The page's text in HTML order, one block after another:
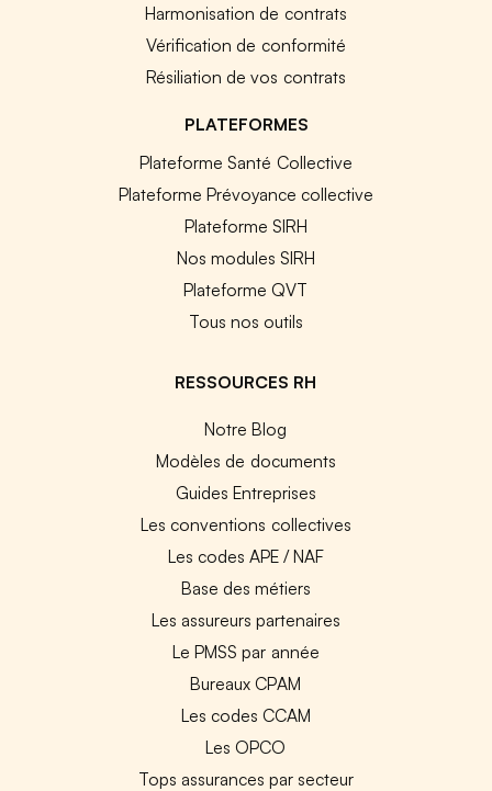
Harmonisation de contrats
Vérification de conformité
Résiliation de vos contrats
PLATEFORMES
Plateforme Santé Collective
Plateforme Prévoyance collective
Plateforme SIRH
Nos modules SIRH
Plateforme QVT
Tous nos outils
RESSOURCES RH
Notre Blog
Modèles de documents
Guides Entreprises
Les conventions collectives
Les codes APE / NAF
Base des métiers
Les assureurs partenaires
Le PMSS par année
Bureaux CPAM
Les codes CCAM
Les OPCO
Tops assurances par secteur